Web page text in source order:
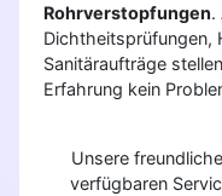
Rohrverstopfungen.
Dichtheitsprüfungen,
Sanitäraufträge
Erfahrung kein
Unsere
verfügbaren